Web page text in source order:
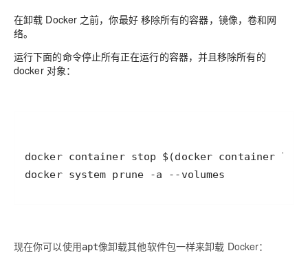
在卸载 Docker 之前，你最好 移除所有的容器，镜像，卷和网
络。
运行下面的命令停止所有正在运行的容器，并且移除所有的
docker 对象：
docker system prune -a --volumes
现在你可以使用apt像卸载其他软件包一样来卸载 Docker：